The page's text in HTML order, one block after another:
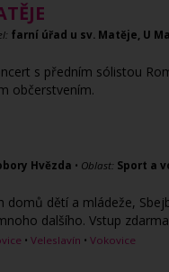
farní úřad u sv. Matěje, U
s předním sólistou
občerstvením.
Hvězda • Oblast: Sport a
dětí a mládeže,
dalšího. Vstup
• Veleslavín • Vokovice